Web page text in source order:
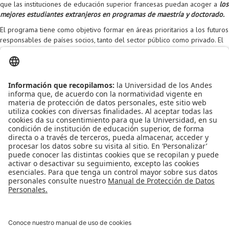
que las instituciones de educación superior francesas puedan acoger a los
mejores estudiantes extranjeros en programas de maestría y doctorado.
El programa tiene como objetivo formar en áreas prioritarios a los futuros
responsables de países socios, tanto del sector público como privado. El
programa se dirige a los estudiantes de los países emergentes para
formaciones de tipo maestría y de los países emergentes e
Leído5129Tiempo Última modificación Lunes, 28 Marzo 2016 11:59
Publicado en
Noticias
Etiquetado bajo
orgullo uniandino becas Becas posgrado
beca
doctorado
Doctorado Ingeniería Francia Intercambios
intercambios
en el exterior
Más en esta categoría
Proyecto de grado
Reingreso
Reintegro
Transferencia
Tarifas
Grado